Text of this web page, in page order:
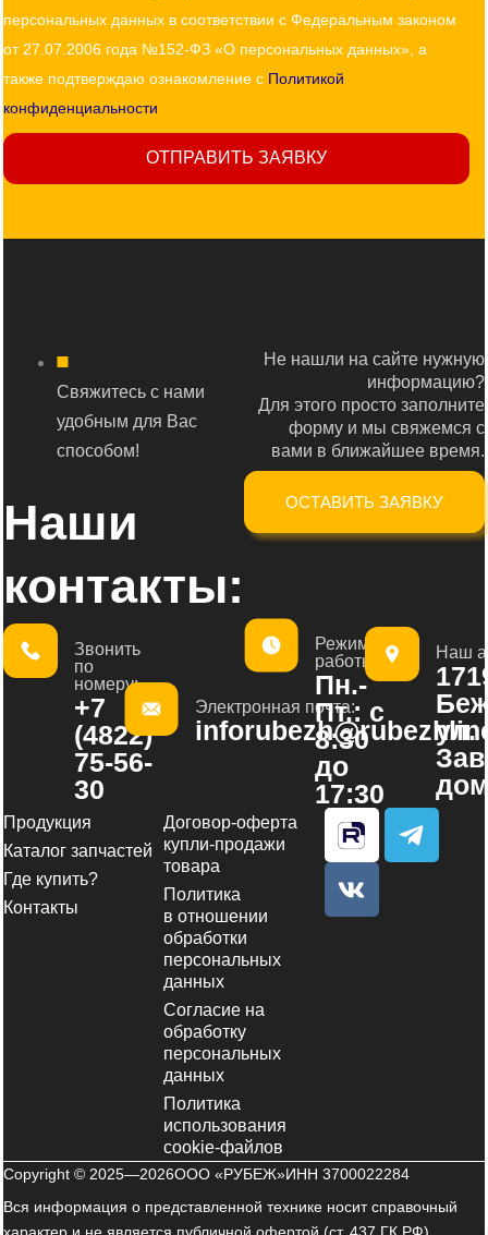
персональных данных в соответствии с Федеральным законом
от 27.07.2006 года №152-ФЗ «О персональных данных», а
также подтверждаю ознакомление с Политикой
конфиденциальности
ОТПРАВИТЬ ЗАЯВКУ
Свяжитесь с нами
удобным для Вас
способом!
Наши
контакты:
Не нашли на сайте нужную
информацию?
Для этого просто заполните
форму и мы свяжемся с
вами в ближайшее время.
ОСТАВИТЬ ЗАЯВКУ
Звонить
по
номеру:
+7
(4822)
75-56-
30
Электронная почта:
Режим
работы:
Пн.-
Пт.: с
8:30
до
17:30
Наш
ул.
Продукция
Каталог запчастей
Где купить?
Контакты
Договор-оферта
купли-продажи
товара
Политика
в отношении
обработки
персональных
данных
Согласие на
обработку
персональных
данных
Политика
использования
cookie-файлов
T
e
V
k
Copyright © 2025—2026ООО «РУБЕЖ»ИНН 3700022284
Вся информация о представленной технике носит справочный